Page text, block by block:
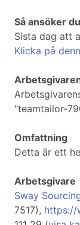
Så ansöker du
Sista dag att
Klicka på
"teamtailor-
Omfattning
Detta är ett
Arbetsgivare
Sway
7517), https://